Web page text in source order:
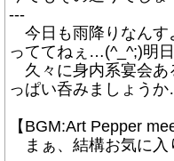
---
今日も雨降りなんす
っててねぇ…(^_^;)明
久々に身内系宴会あ
っぱい呑みましょう
【BGM:Art Pepper
まぁ、結構お気に入